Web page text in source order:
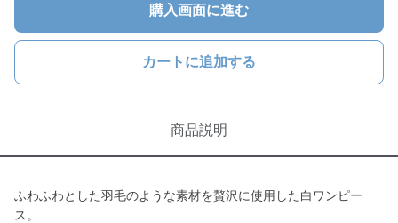
購入画面に進む
カートに追加する
商品説明
ふわふわとした羽毛のような素材を贅沢に使用した白ワンピー
ス。